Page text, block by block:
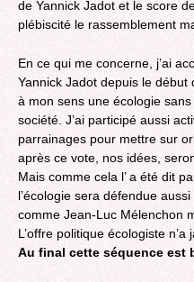
de Yannick Jadot et le score
plébiscité le rassemblement
En ce qui me concerne, j’ai
Yannick Jadot depuis le
à mon sens une écologie
société. J’ai participé aussi
parrainages pour mettre sur
après ce vote, nos idées,
Mais comme cela l’ a été dit
l’écologie sera défendue
comme Jean-Luc Mélenchon
L’offre politique écologiste
Au final cette séquence est